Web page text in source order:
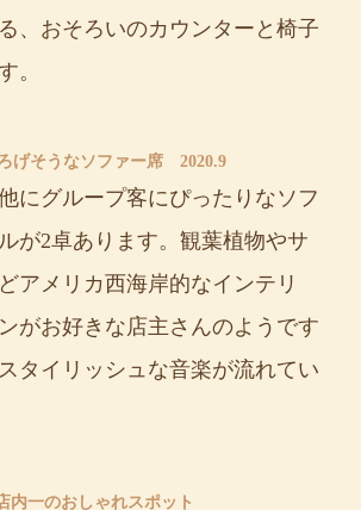
、おそろいのカウンターと椅子
。
げそうなソファー席 2020.9
にグループ客にぴったりなソフ
が2卓あります。観葉植物やサ
アメリカ西海岸的なインテリ
がお好きな店主さんのようです
タイリッシュな音楽が流れてい
内一のおしゃれスポット